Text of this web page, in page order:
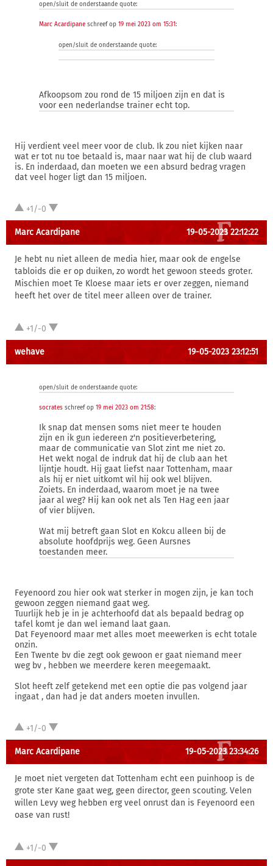
open/sluit de onderstaande quote:
Marc Acardipane schreef op 19 mei 2023 om 15:31:
open/sluit de onderstaande quote:
Afkoopsom zou rond de 15 miljoen zijn en dat is
voor een nederlandse trainer echt top.
Hij verdient veel meer voor de club. Ik zou niet kijken naar
wat er tot nu toe betaald is, maar naar wat hij de club waard
is. En inderdaad, dan moeten we een absurd bedrag vragen
dat veel hoger ligt dan 15 miljoen.
+1/-0
Marc Acardipane 19-05-2023 22:12:22
Je hebt nu niet alleen de media hier, maar ook de engelse
tabloids die er op duiken, zo wordt het gewoon steeds groter.
Mischien moet Te Kloese maar iets er over zeggen, niemand
heeft het over de titel meer alleen over de trainer.
+1/-0
wehave 19-05-2023 23:12:51
open/sluit de onderstaande quote:
socrates schreef op 19 mei 2023 om 21:58:
Ik snap dat mensen soms niet meer te houden
zijn en ik gun iedereen z'n positieverbetering,
maar de communicatie van Slot zint me niet zo.
Het wekt nogal de indruk dat hij de club aan het
lijntje houdt. Hij gaat liefst naar Tottenham, maar
als hij er niet uitkomt wil hij ook wel blijven.
Zoiets. En inderdaad, waarom moet je na twee
jaar al weg? Hij kan ook net als Ten Hag een jaar
of vier blijven.
Wat mij betreft gaan Slot en Kokcu alleen bij de
absolute hoofdprijs weg. Geen Aursnes
toestanden meer.
Feyenoord zou hier ook wat sterker in mogen zijn, je kan toch
gewoon zeggen niemand gaat weg.
Tuurlijk heb je in je achterhoofd dat als bepaald bedrag op
tafel komt je dan wel iemand laat gaan.
Dat Feyenoord maar met alles moet meewerken is echt totale
onzin.
Een Twente bv die zegt ook gewoon er gaat niemand meer
weg bv , hebben we meerdere keren meegemaakt.
Slot heeft zelf getekend met een optie die pas volgend jaar
ingaat , dan had je dat anders moeten invullen.
+1/-0
Marc Acardipane 19-05-2023 23:34:26
Je moet niet vergeten dat Tottenham echt een puinhoop is de
grote ster Kane gaat weg, geen director, geen scouting. Velen
willen Levy weg hebben erg veel onrust dan is Feyenoord een
oase van rust!
+1/-0